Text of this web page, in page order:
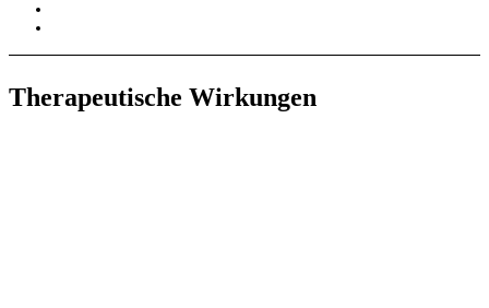
Therapeutische Wirkungen